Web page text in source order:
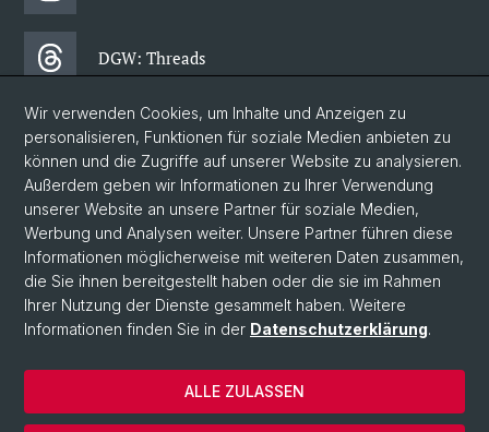
DGW: Threads
DGW: Facebook
DGW: Newsletter
© Universität Basel
Philosophisch-Historische Fakultät
Departement Gesellschaftswissenschaften
Home
Datenschutzerklärung
Wir verwenden Cookies, um Inhalte und Anzeigen zu
personalisieren, Funktionen für soziale Medien anbieten zu
können und die Zugriffe auf unserer Website zu analysieren.
Außerdem geben wir Informationen zu Ihrer Verwendung
unserer Website an unsere Partner für soziale Medien,
Werbung und Analysen weiter. Unsere Partner führen diese
Informationen möglicherweise mit weiteren Daten zusammen,
die Sie ihnen bereitgestellt haben oder die sie im Rahmen
Ihrer Nutzung der Dienste gesammelt haben. Weitere
Informationen finden Sie in der Datenschutzerklärung.
ALLE ZULASSEN